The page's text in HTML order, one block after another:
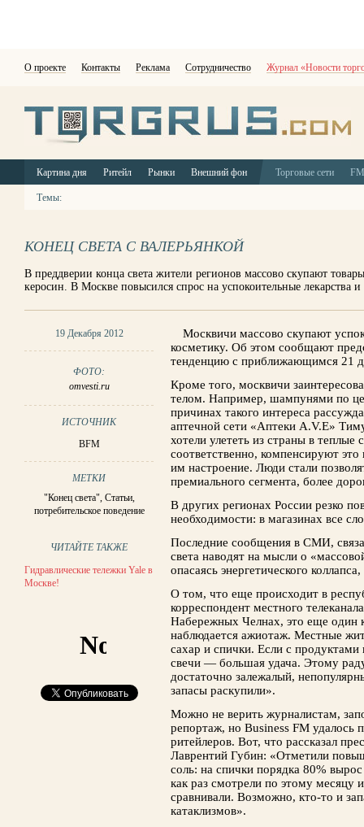
О проекте Контакты Реклама Сотрудничество Журнал «Новости
Картина дня Ритейл Рынки Внешний фон Торговые сети
Темы:
КОНЕЦ СВЕТА С ВАЛЕРЬЯНКОЙ
В преддверии конца света жители регионов массово скупают
керосин. В Москве повысился спрос на успокоительные лекарства
19 Декабря 2012
ФОТО:
omvesti.ru
ИСТОЧНИК
BFM
МЕТКИ
"Конец света", Статьи,
потребительское поведение
ЧИТАЙТЕ ТАКЖЕ
Гидравлические тележки Yale в
Москве!
Москвичи массово скупают
косметику. Об этом сообщают
тенденцию с приближающимся 21
Кроме того, москвичи
телом. Например, шампунями по
причинах такого интереса
аптечной сети «Аптеки A.V.E»
хотели улететь из страны в теплые
соответственно, компенсируют
им настроение. Люди стали
премиального сегмента, более
В других регионах России резко
необходимости: в магазинах все
Последние сообщения в СМИ,
света наводят на мысли о
опасаясь энергетического
О том, что еще происходит в
корреспондент местного
Набережных Челнах, это еще один
наблюдается ажиотаж. Местные
сахар и спички. Если с продуктами
свечи — большая удача. Этому
достаточно залежалый,
запасы раскупили».
Можно не верить журналистам,
репортаж, но Business FM удалось
ритейлеров. Вот, что рассказал
Лаврентий Губин: «Отметили
соль: на спички порядка 80%
как раз смотрели по этому месяцу
сравнивали. Возможно, кто-то и
катаклизмов».